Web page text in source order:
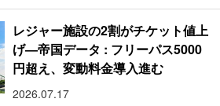
レジャー施設の2割がチケット値上
げ―帝国データ : フリーパス5000
円超え、変動料金導入進む
2026.07.17